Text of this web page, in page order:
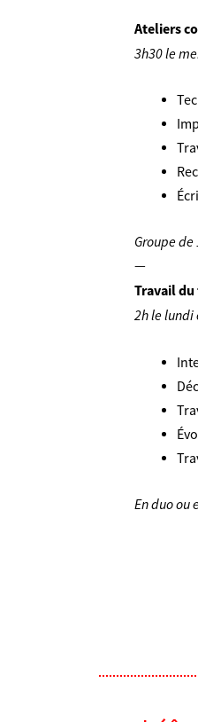
Ateliers
3h30 le
Groupe
—
Travail
2h le lundi
En duo ou